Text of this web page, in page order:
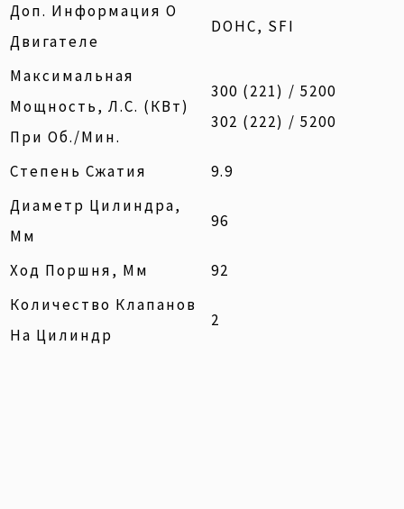
Доп. Информация О
Двигателе
DOHC, SFI
Максимальная
Мощность, Л.с. (кВт)
При Об./мин.
300 (221) / 5200
302 (222) / 5200
Степень Сжатия
9.9
Диаметр Цилиндра,
Мм
96
Ход Поршня, Мм
92
Количество Клапанов
На Цилиндр
2